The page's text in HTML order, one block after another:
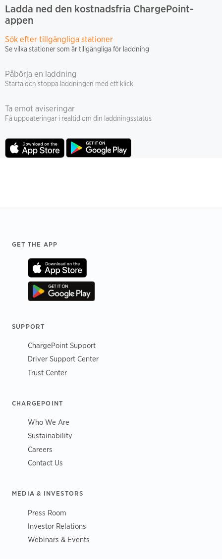
Ladda ned den kostnadsfria ChargePoint-
appen
Sök efter tillgängliga stationer
Se vilka stationer som är tillgängliga för laddning
Påbörja en laddning
Starta och stoppa laddningen med ett klick
Ta emot aviseringar
Få uppdateringar i realtid om din laddningsstatus
Footer
GET THE APP
SUPPORT
ChargePoint Support
Driver Support Center
Trust Center
CHARGEPOINT
Who We Are
Sustainability
Careers
Contact Us
MEDIA & INVESTORS
Press Room
Investor Relations
Webinars & Events